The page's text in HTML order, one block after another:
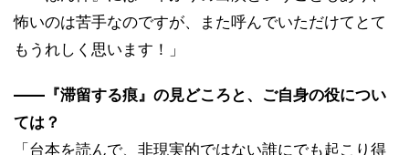
怖いのは苦手なのですが、また呼んでいただけてとて
もうれしく思います！」
――『滞留する痕』の見どころと、ご自身の役につい
ては？
「台本を読んで、非現実的ではない誰にでも起こり得